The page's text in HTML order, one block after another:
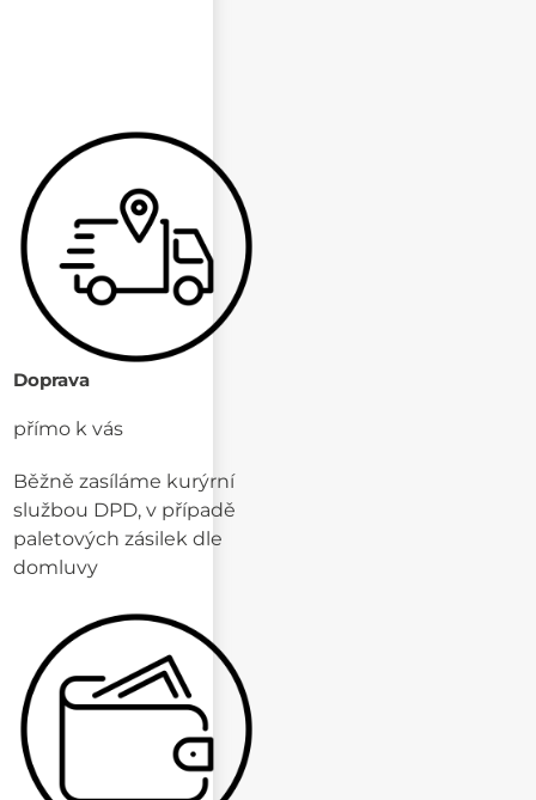
Doprava
přímo k vás
Běžně zasíláme kurýrní
službou DPD, v případě
paletových zásilek dle
domluvy